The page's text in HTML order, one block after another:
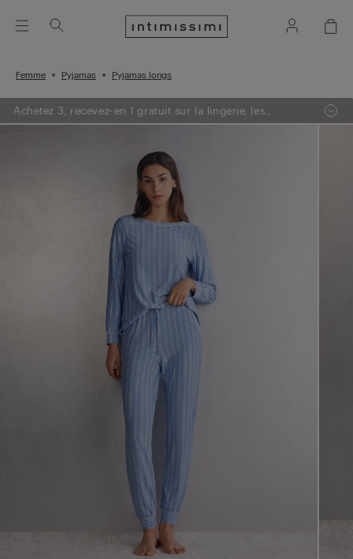
Femme Pyjamas Pyjamas longs
Achetez 3, recevez-en 1 gratuit sur la lingerie, les
vêtements de nuit & la maille